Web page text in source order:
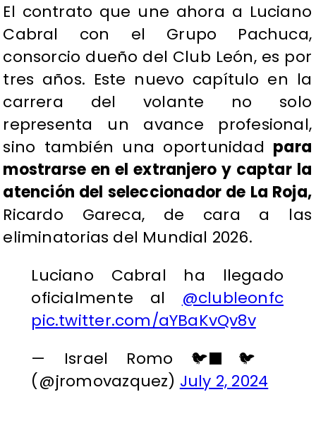
El contrato que une ahora a Luciano
Cabral con el Grupo Pachuca,
consorcio dueño del Club León, es por
tres años. Este nuevo capítulo en la
carrera del volante no solo
representa un avance profesional,
sino también una oportunidad para
mostrarse en el extranjero y captar la
atención del seleccionador de La Roja,
Ricardo Gareca, de cara a las
eliminatorias del Mundial 2026.
Luciano Cabral ha llegado
oficialmente al @clubleonfc
pic.twitter.com/aYBaKvQv8v
— Israel Romo 🐦‍⬛🐦
(@jromovazquez) July 2, 2024